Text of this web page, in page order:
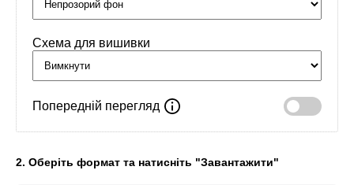
Схема для вишивки
Попередній перегляд
2. Оберіть формат та натисніть "Завантажити"